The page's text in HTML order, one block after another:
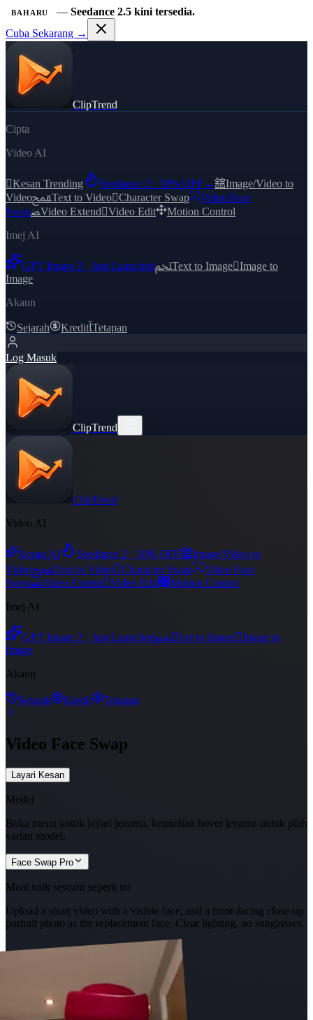
BAHARU —Seedance 2.5 kini tersedia.
Cuba Sekarang →
ClipTrend
Cipta
Video AI
Kesan Trending Seedance 2 · 50% OFF→舘Image/Video to
VideoﵾText to VideoCharacter Swap
Video Face
SwapﻀVideo ExtendVideo Edit
Motion Control
Imej AI
GPT Image 2 · Just LaunchedﶅText to ImageImage to
Image
Akaun
Sejarah KreditﺂTetapan
Log Masuk
ClipTrend
ClipTrend
Video AI
Kesan AI Seedance 2 · 50% OFF舘Image/Video to
VideoﵾText to VideoCharacter Swap
Video Face
SwapﻀVideo ExtendVideo Edit﯑Motion Control
Imej AI
GPT Image 2 · Just LaunchedﶅText to ImageImage to
Image
Akaun
Sejarah Kredit Tetapan
Video Face Swap
Layari Kesan
Model
Buka menu untuk layari jenama, kemudian hover jenama untuk pilih
varian model.
Face Swap Pro
Muat naik sesuatu seperti ini
Upload a short video with a visible face, and a front-facing close-up
portrait photo as the replacement face. Clear lighting, no sunglasses.